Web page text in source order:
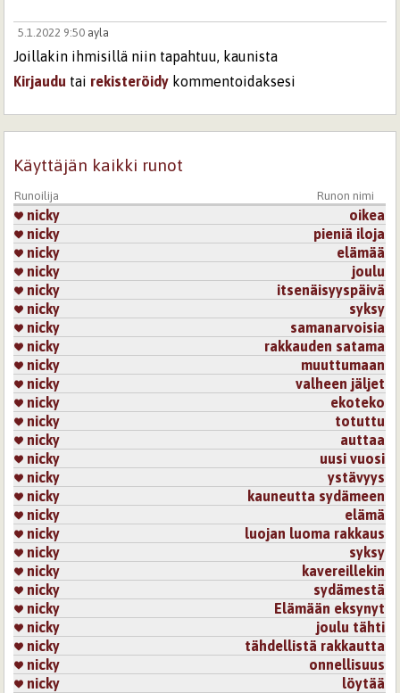
5.1.2022 9:50 ayla
Joillakin ihmisillä niin tapahtuu, kaunista
Kirjaudu tai rekisteröidy kommentoidaksesi
Sivut
Käyttäjän kaikki runot
Runoilija Runon nimi
nicky
oikea
nicky
pieniä iloja
nicky
elämää
nicky
joulu
nicky
itsenäisyyspäivä
nicky
syksy
nicky
samanarvoisia
nicky
rakkauden satama
nicky
muuttumaan
nicky
valheen jäljet
nicky
ekoteko
nicky
totuttu
nicky
auttaa
nicky
uusi vuosi
nicky
ystävyys
nicky
kauneutta sydämeen
nicky
elämä
nicky
luojan luoma rakkaus
nicky
syksy
nicky
kavereillekin
nicky
sydämestä
nicky
Elämään eksynyt
nicky
joulu tähti
nicky
tähdellistä rakkautta
nicky
onnellisuus
nicky
löytää